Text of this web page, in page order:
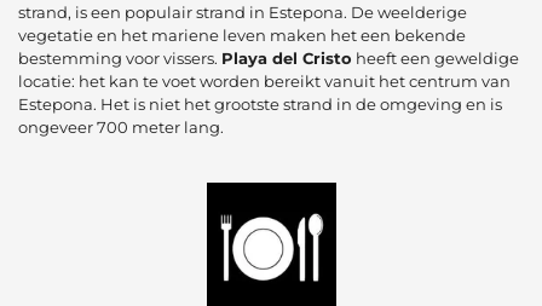
strand, is een populair strand in Estepona. De weelderige
vegetatie en het mariene leven maken het een bekende
bestemming voor vissers. Playa del Cristo heeft een geweldige
locatie: het kan te voet worden bereikt vanuit het centrum van
Estepona. Het is niet het grootste strand in de omgeving en is
ongeveer 700 meter lang.